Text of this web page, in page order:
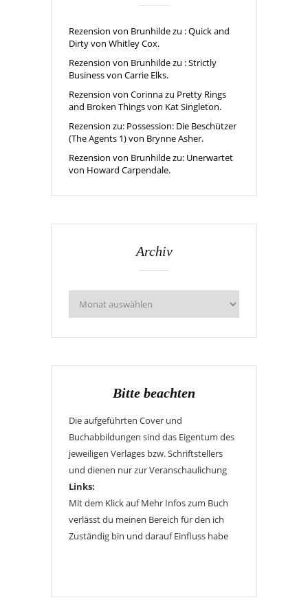
Rezension von Brunhilde zu : Quick and
Dirty von Whitley Cox.
Rezension von Brunhilde zu : Strictly
Business von Carrie Elks.
Rezension von Corinna zu Pretty Rings
and Broken Things von Kat Singleton.
Rezension zu: Possession: Die Beschützer
(The Agents 1) von Brynne Asher.
Rezension von Brunhilde zu: Unerwartet
von Howard Carpendale.
Archiv
Bitte beachten
Die aufgeführten Cover und
Buchabbildungen sind das Eigentum des
jeweiligen Verlages bzw. Schriftstellers
und dienen nur zur Veranschaulichung
Links:
Mit dem Klick auf Mehr Infos zum Buch
verlässt du meinen Bereich für den ich
Zuständig bin und darauf Einfluss habe